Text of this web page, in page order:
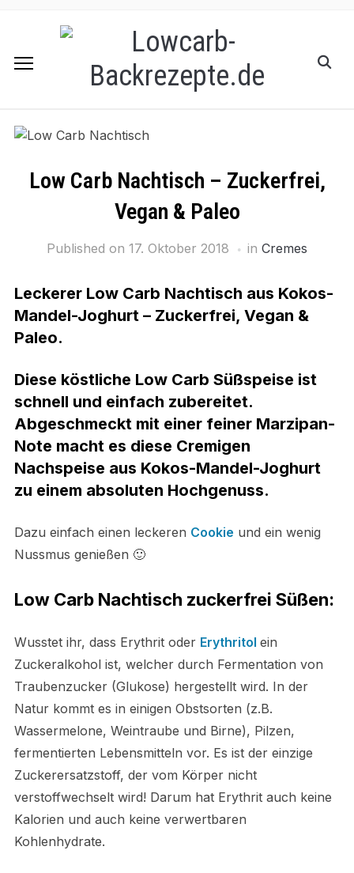
Low Carb Nachtisch – Zuckerfrei,
Vegan & Paleo
Published on 17. Oktober 2018 in Cremes
Leckerer Low Carb Nachtisch aus Kokos-
Mandel-Joghurt – Zuckerfrei, Vegan &
Paleo.
Diese köstliche Low Carb Süßspeise ist
schnell und einfach zubereitet.
Abgeschmeckt mit einer feiner Marzipan-
Note macht es diese Cremigen
Nachspeise aus Kokos-Mandel-Joghurt
zu einem absoluten Hochgenuss.
Dazu einfach einen leckeren Cookie und ein wenig
Nussmus genießen 🙂
Low Carb Nachtisch zuckerfrei Süßen:
Wusstet ihr, dass Erythrit oder Erythritol ein
Zuckeralkohol ist, welcher durch Fermentation von
Traubenzucker (Glukose) hergestellt wird. In der
Natur kommt es in einigen Obstsorten (z.B.
Wassermelone, Weintraube und Birne), Pilzen,
fermentierten Lebensmitteln vor. Es ist der einzige
Zucker­ersatzstoff, der vom Körper nicht
verstoffwechselt wird! Darum hat Erythrit auch keine
Kalorien und auch keine verwertbaren
Kohlenhydrate.